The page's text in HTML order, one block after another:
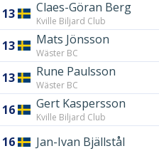
13 Claes-Göran Berg
Kville Biljard Club
13 Mats Jönsson
Wäster BC
13 Rune Paulsson
Wäster BC
16 Gert Kaspersson
Kville Biljard Club
16 Jan-Ivan Bjällstål